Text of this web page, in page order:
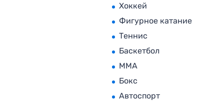
Хоккей
Фигурное катание
Теннис
Баскетбол
MMA
Бокс
Автоспорт